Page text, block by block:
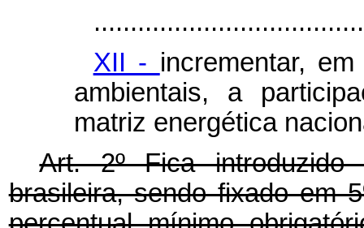
XII - incrementar,
ambientais, a
matriz energética
Art. 2º Fica introduzido
brasileira, sendo fixado em